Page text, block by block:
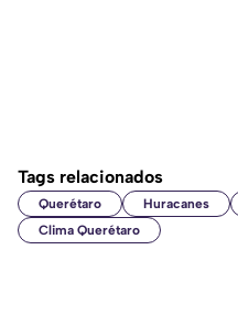
Tags relacionados
Querétaro Huracanes
Clima Querétaro